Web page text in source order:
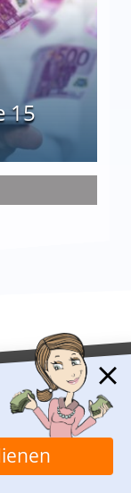
15
sich
von
recherchiert